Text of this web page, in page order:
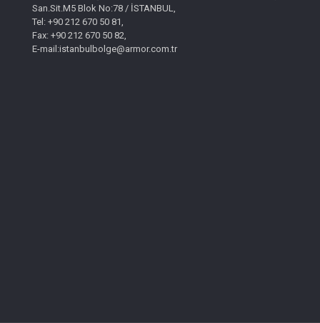
San.Sit.M5 Blok No:78 / İSTANBUL,
Tel: +90 212 670 50 81,
Fax: +90 212 670 50 82,
E-mail:istanbulbolge@armor.com.tr